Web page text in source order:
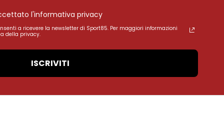
l'informativa privacy
a ricevere la newsletter di Sport85. Per maggiori informazioni
della privacy.
ISCRIVITI